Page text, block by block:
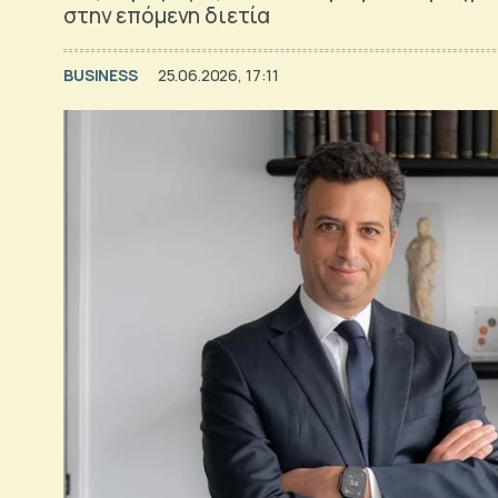
στην επόμενη διετία
BUSINESS 25.06.2026, 17:11